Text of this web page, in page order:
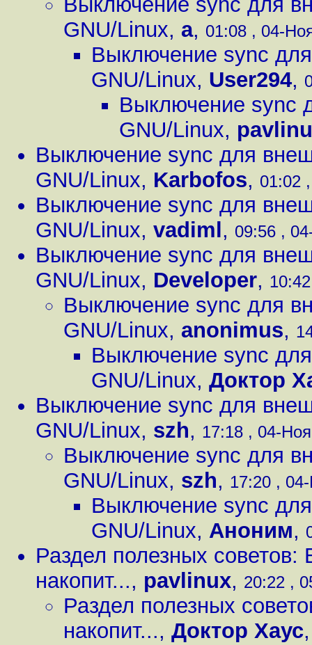
GNU/Linux, a, 01:08 , 04-
Выключение sync
GNU/Linux, User294,
Выключение sync
GNU/Linux,
Выключение sync для
GNU/Linux, Karbofos, 01:02
Выключение sync для
GNU/Linux, vadiml , 09:56 ,
Выключение sync для
GNU/Linux, Developer,
Выключение sync для
GNU/Linux, anonimus,
Выключение sync
GNU/Linux, Доктор
Выключение sync для
GNU/Linux, szh, 17:18 , 04-
Выключение sync для
GNU/Linux, szh, 17:20 ,
Выключение sync
GNU/Linux, Аноним,
Раздел полезных
накопит..., pavlinux, 20:22 ,
Раздел полезных
накопит..., Доктор Хаус